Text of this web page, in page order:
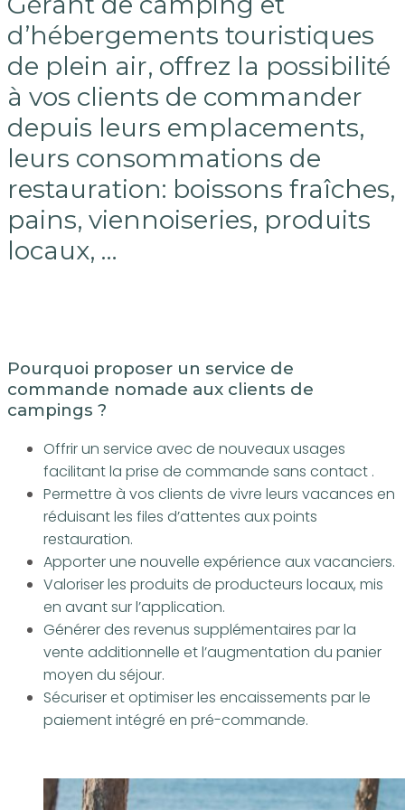
d’hébergements touristiques
de plein air, offrez la possibilité
à vos clients de commander
depuis leurs emplacements,
leurs consommations de
restauration: boissons fraîches,
pains, viennoiseries, produits
locaux, …
Pourquoi proposer un service de
commande nomade aux clients de
campings ?
Offrir un service avec de nouveaux usages
facilitant la prise de commande sans contact .
Permettre à vos clients de vivre leurs vacances en
réduisant les files d’attentes aux points
restauration.
Apporter une nouvelle expérience aux vacanciers.
Valoriser les produits de producteurs locaux, mis
en avant sur l’application.
Générer des revenus supplémentaires par la
vente additionnelle et l’augmentation du panier
moyen du séjour.
Sécuriser et optimiser les encaissements par le
paiement intégré en pré-commande.